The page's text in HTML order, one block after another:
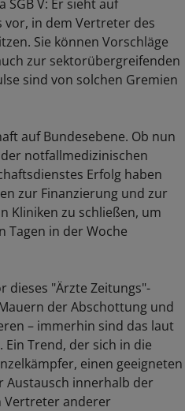
SGB V: Er sieht auf
vor, in dem Vertreter des
Sie können Vorschläge
zur sektorübergreifenden
sind von solchen Gremien
auf Bundesebene. Ob nun
notfallmedizinischen
Erfolg haben
zur Finanzierung und zur
Kliniken zu schließen, um
Tagen in der Woche
dieses "Ärzte Zeitungs"-
der Abschottung und
– immerhin sind das laut
Trend, der sich in die
einen geeigneten
Austausch innerhalb der
Vertreter anderer